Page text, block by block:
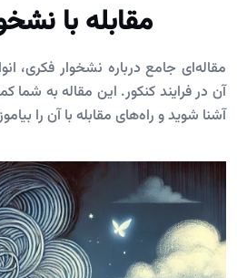
مقابله با
مقاله‌ای جامع درباره نشخوار فکری،
آن در فرایند کنکور. این مقاله به شما
آشنا شوید و راه‌های مقابله با آن را